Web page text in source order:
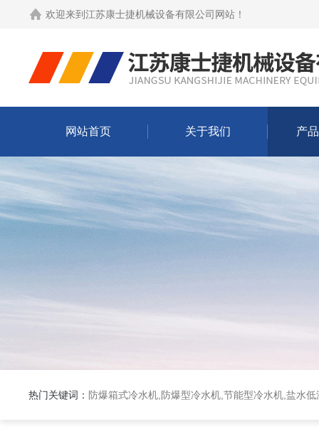
欢迎来到 江苏康士捷机械设备有限公司网站 ！
网站首页 关于我们 产
热门关键词： 防爆箱式冷水机,防爆型冷水机,节能型冷水机,盐水低